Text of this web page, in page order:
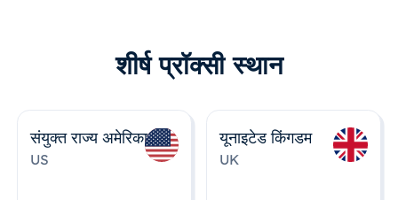
शीर्ष प्रॉक्सी स्थान
संयुक्त राज्य अमेरिका
US
यूनाइटेड किंगडम
UK